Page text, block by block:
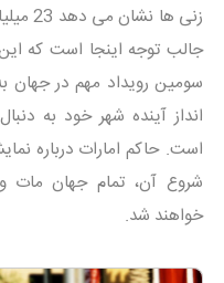
زنی
جالب توجه اینجا است که
سومین رویداد مهم در
انداز آینده شهر خود به
شروع آن، تمام جهان مات
خواهند شد.